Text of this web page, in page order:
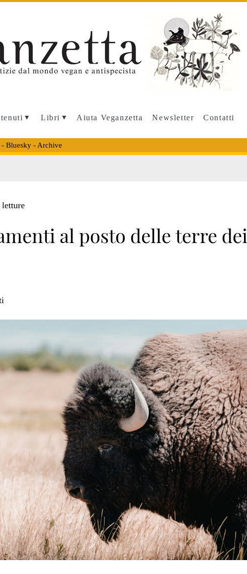
Libri Aiuta Veganzetta Newsletter Contatti
- Bluesky- Archive
al posto delle terre dei